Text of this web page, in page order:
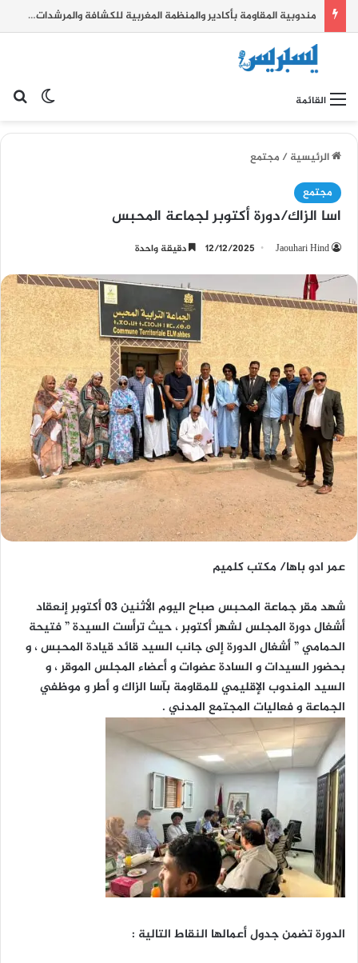
مندوبية المقاومة بأكادير والمنظمة المغربية للكشافة والمرشدات تحتفيان بعيد العرش المجيد بأنشطة تربوية لترسيخ قيم الوطنية
القائمة
الرئيسية/مجتمع
مجتمع
اسا الزاك/دورة أكتوبر لجماعة المحبس
Jaouhari Hind
12/12/2025 دقيقة واحدة
عمر ادو باها/ مكتب كلميم
شهد مقر جماعة المحبس صباح اليوم الأثنين 03 أكتوبر إنعقاد
أشغال دورة المجلس لشهر أكتوبر ، حيث ترأست السيدة ” فتيحة
الحمامي ” أشغال الدورة إلى جانب السيد قائد قيادة المحبس ، و
بحضور السيدات و السادة عضوات و أعضاء المجلس الموقر ، و
السيد المندوب الإقليمي للمقاومة بآسا الزاك و أطر و موظفي
الجماعة و فعاليات المجتمع المدني .
الدورة تضمن جدول أعمالها النقاط التالية :